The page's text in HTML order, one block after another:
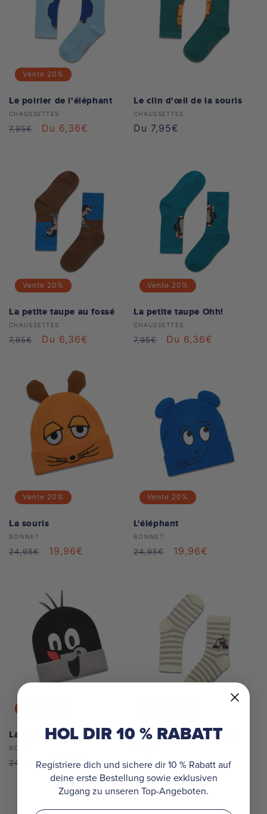
Vente 20%
Le poirier de l'éléphant
Distributeur :
CHAUSSETTES
Prix
7,95€
Prix
Du 6,36€
Le clin d'œil de la souris
Distributeur :
CHAUSSETTES
Prix
Du 7,95€
Vente 20%
La petite taupe au fossé
Distributeur :
CHAUSSETTES
Prix
7,95€
Prix
Du 6,36€
Vente 20%
La petite taupe Ohh!
Distributeur :
CHAUSSETTES
Prix
7,95€
Prix
Du 6,36€
Vente 20%
La souris
Distributeur :
BONNET
Prix
24,95€
Prix
19,96€
Vente 20%
L'éléphant
Distributeur :
BONNET
Prix
24,95€
Prix
19,96€
La petite taupe
Distributeur :
BONNET
Prix
24,95€
Prix
soldé
19,96€
Les rayures de la petite
Distributeur :
habituel
Prix
soldé
Du 6,36€
HOL DIR 10 % RABATT
Registriere dich und sichere dir 10 % Rabatt auf
deine erste Bestellung sowie exklusiven
Zugang zu unseren Top-Angeboten.